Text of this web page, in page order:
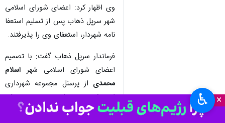
×
وی اظهار کرد: اعضای شورای اسلامی
شهر سرپل ذهاب پس از تسلیم استعفا
نامه شهردار، استعفای وی را پذیرفتند.
فرماندار سرپل ذهاب گفت: با تصمیم
اعضای شورای اسلامی شهر اسلام
محمدی از پرسنل مجموعه شهرداری
این شهر به عنوان سرپرست معرفی
شد که از کارکنان رسمی مجموعه
♿︎